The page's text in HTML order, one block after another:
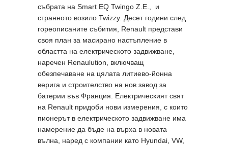
събрата на Smart EQ Twingo Z.E., и
странното возило Twizzy. Десет години след
гореописаните събития, Renault представи
своя план за масирано настъпление в
областта на електрическото задвижване,
наречен Renaulution, включващ
обезпечаване на цялата литиево-йонна
верига и строителство на нов завод за
батерии във Франция. Електрическият свят
на Renault придоби нови измерения, с които
пионерът в електрическото задвижване има
намерение да бъде на върха в новата
вълна, наред с компании като Hyundai, VW,